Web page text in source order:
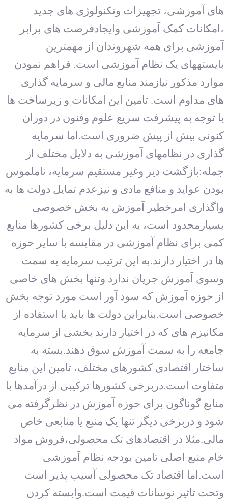
های آموزشی، تجهیزات وتکنولوژی های جدید
،امکانات کمک آموزشی وایجادفرصت های برابر
آموزشی برای همه شهروندان از مهمترین
بایسته‏های یک نظام آموزشی است. فراهم نمودن
موارد مذکور نیازمند منابع مالی و سرمایه گذاری
های مداوم است. تامین این امکانات و زیرساخت ها
با توجه به پیشرفت سریع علوم وفنون در دوران
کنونی بیش از پیش ضروری است.اما سرمایه
گذاری در نظام‏های آموزشی به دلایل مختلف از
جمله:بازگشت دیر وغیر مستقیم سرمایه، ناملموس
بودن عواید و منافع مادی و نیزعدم تمایل دولت ها به
واگذاری امرخطیر آموزش به بخش خصوصی
بسیارمحدود است، به این دلیل برخی کشورها منابع
کمی برای نظام آموزشی در مقایسه با سایر حوزه
ها در اختیار دارند.به این ترتیب سرمایه به سمت
وسوی آموزش جریان ندارد وتنها بخش های خاصی
از حوزه آموزش که سود آور است مورد توجه بخش
خصوصی است.بنابراین دولت ها باید با استفاده از
مکانیزم های که در اختیار دارند بخشی از سرمایه
جامعه را به سمت آموزش سوق دهند.بسته به
ساختار اقتصادی کشورهای مختلف، تامین این منابع
متفاوت است.دربرخی کشورها ترکیبی از درآمدها با
منابع گوناگون برای حوزه آموزش در نظرگرفته می
شود و دربرخی دیگر تنها یک منبع یا منابعی خاص
مالی.مثلا در اقتصادهای تک محصولی،فروش مواد
خام منبع اصلی تامین بودجه نظام آموزشی
است.اما اقتصاد تک محصولی آسیب پذیر است
وتحت تاثیر نوسانات قیمت است.وابسته کردن